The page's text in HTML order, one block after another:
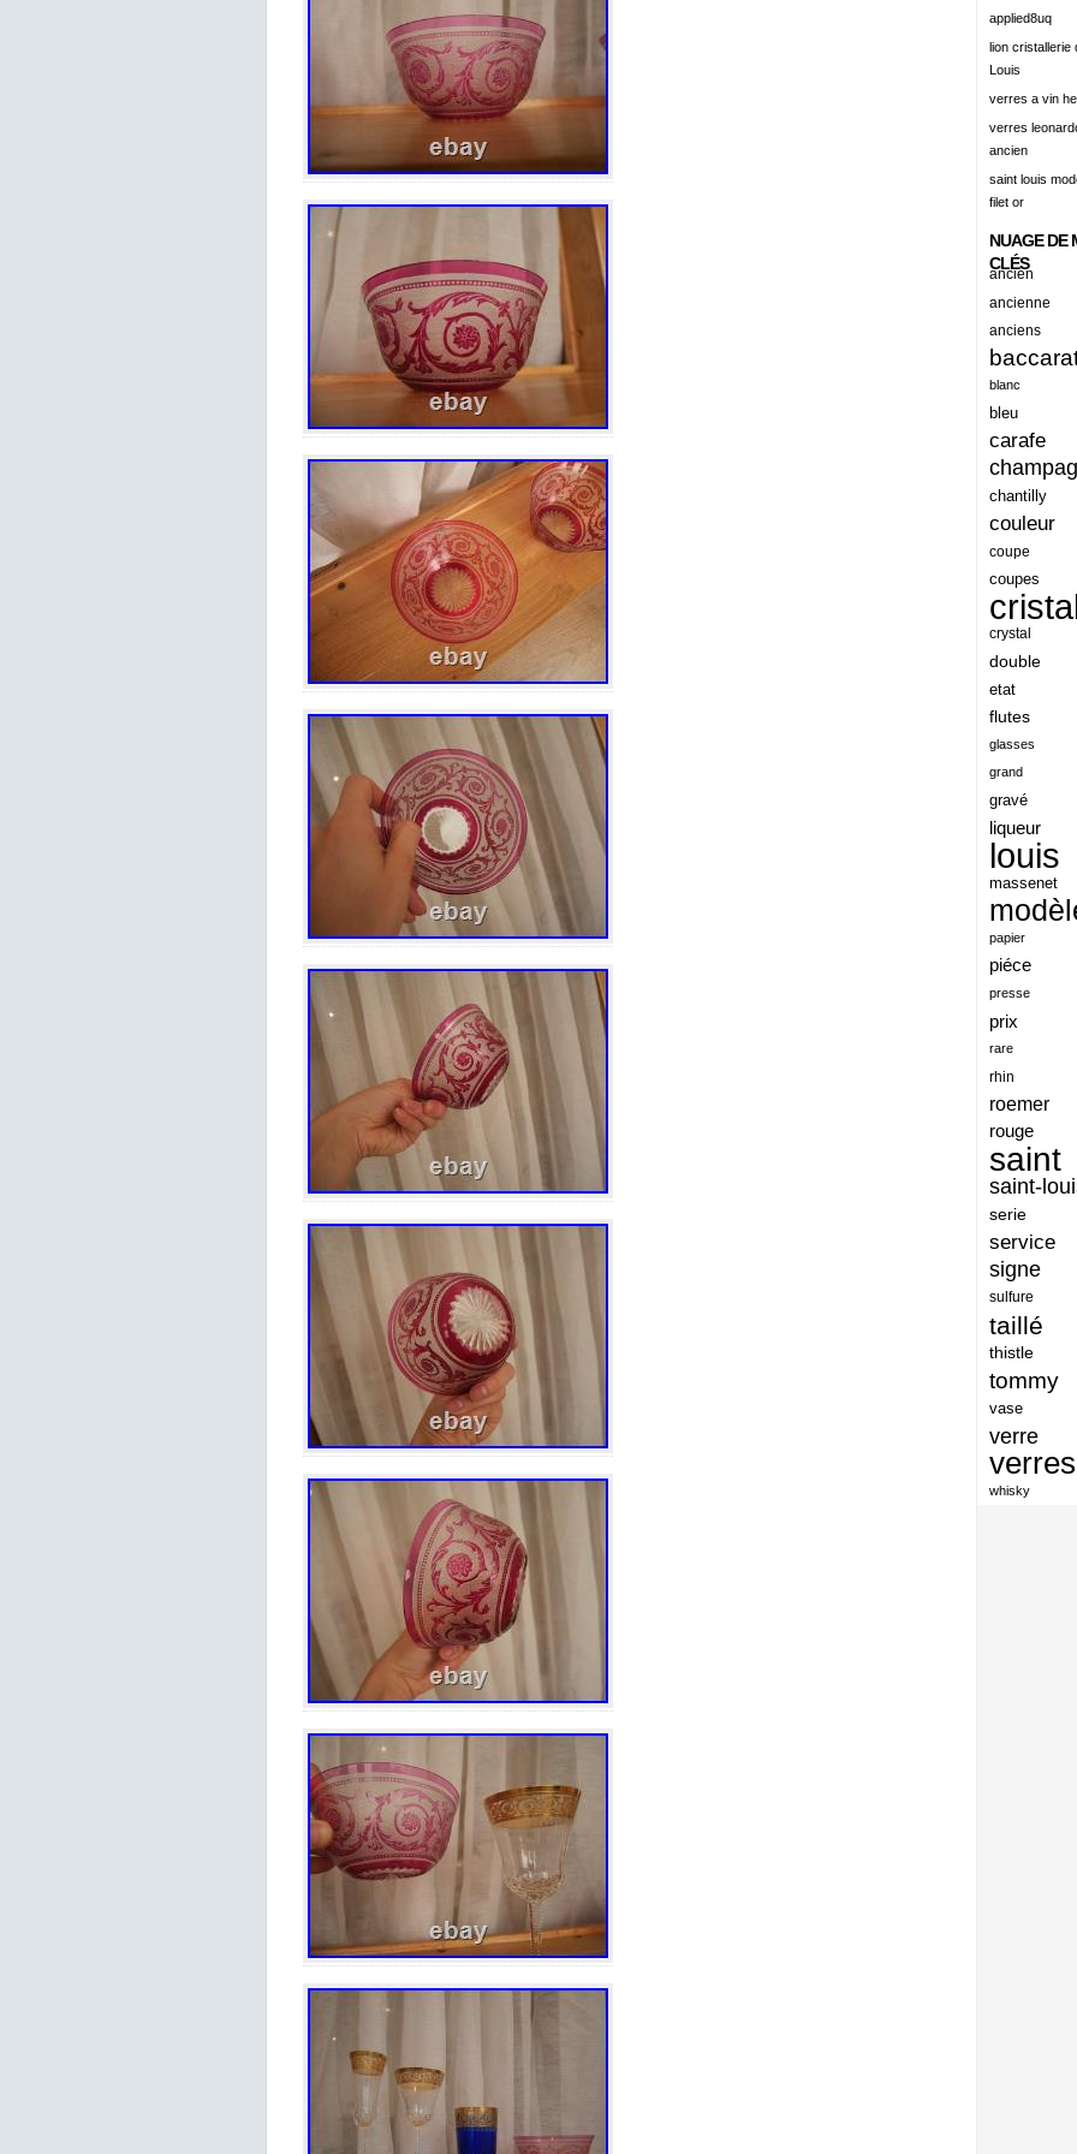
alisation
amazing
america
amiante
ancien
ancienes
ancienne
anciennes
anciens
ancient
anecdotes
angeles
angoul
animaux
antique
antiquite
apollo
applaudis
arch
architecture
ariel
armonica
arta
artisanat
arts
assiette
assiettes
atelier
atsunobu
authentique
aventures
baccarat
applied8uq
lion cristallerie
Louis
verres a vin
verres
ancien
saint louis
filet or
NUAGE DE
CLÉS
ancien
ancienne
anciens
blanc
bleu
carafe
chantilly
couleur
coupe
coupes
crystal
double
etat
flutes
glasses
grand
gravé
liqueur
louis
massenet
papier
piéce
presse
prix
rare
rhin
roemer
rouge
saint
saint-
serie
service
signe
sulfure
taillé
thistle
tommy
vase
verre
verres
whisky